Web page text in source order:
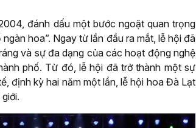
đánh dấu một bước ngoặt quan trọng
hoa”. Ngay từ lần đầu ra mắt, lễ hội đã
và sự đa dạng của các hoạt động nghệ
phố. Từ đó, lễ hội đã trở thành một sự
định kỳ hai năm một lần, lễ hội hoa Đà Lạt